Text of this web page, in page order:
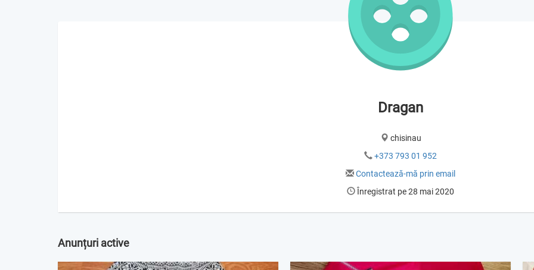
Dragan
chisinau
+373 793 01 952
Contactează-mă prin email
Înregistrat pe 28 mai 2020
Anunțuri active